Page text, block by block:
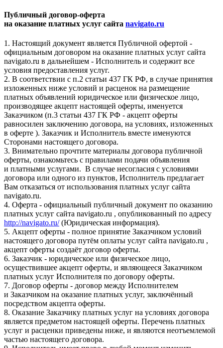
Публичный договор-оферта
на оказание платных услуг сайта navigato.ru
1. Настоящий документ является Публичной офертой -
официальным договором на оказание платных услуг сайта
navigato.ru в дальнейшем - Исполнитель и содержит все
условия предоставления услуг.
2. В соответствии с п.2 статьи 437 ГК РФ, в случае принятия
изложенных ниже условий и расценок на размещение
платных объявлений юридическое или физическое лицо,
производящее акцепт настоящей оферты, именуется
Заказчиком (п.3 статьи 437 ГК РФ - акцепт оферты
равносилен заключению договора, на условиях, изложенных
в оферте ). Заказчик и Исполнитель вместе именуются
Сторонами настоящего договора.
3. Внимательно прочтите материалы договора публичной
оферты, ознакомьтесь с правилами подачи объявления
и платными услугами. В случае несогласия с условиями
договора или одного из пунктов, Исполнитель предлагает
Вам отказаться от использования платных услуг сайта
navigato.ru.
4. Оферта - официальный публичный документ по оказанию
платных услуг сайта navigato.ru , опубликованный по адресу
http://navigato.ru/(Юридическая информация).
5. Акцепт оферты - полное принятие Заказчиком условий
настоящего договора путём оплаты услуг сайта navigato.ru ,
акцепт оферты создаёт договор оферты.
6. Заказчик - юридическое или физическое лицо,
осуществившее акцепт оферты, и являющееся Заказчиком
платных услуг Исполнителя по договору оферты.
7. Договор оферты - договор между Исполнителем
и Заказчиком на оказание платных услуг, заключённый
посредством акцепта оферты.
8. Оказание Заказчику платных услуг на условиях договора
является предметом настоящей оферты. Перечень платных
услуг и расценки приведены ниже, и являются неотъемлемой
частью настоящего договора.